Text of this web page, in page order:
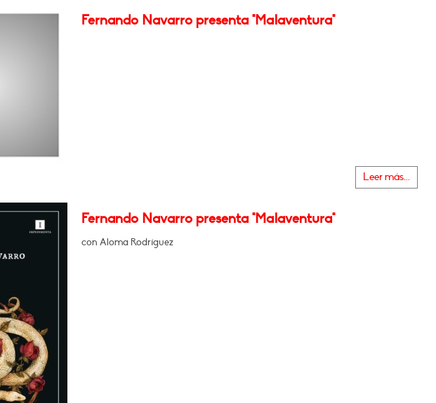
Fernando Navarro presenta "Malaventura"
Leer más...
Fernando Navarro presenta "Malaventura"
con Aloma Rodríguez